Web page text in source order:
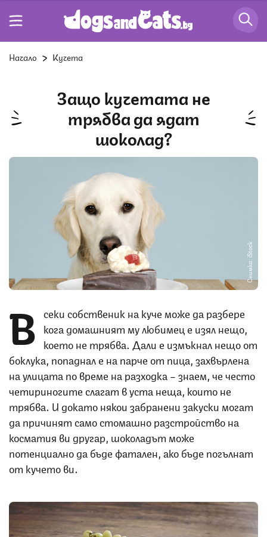
Начало Кучета
Защо кучетата не
трябва да ядат
шоколад?
Снимка: iStock
В секи собственик на куче може да разбере
кога домашният му любимец е изял нещо,
което не трябва. Дали е измъкнал нещо от
боклука, попаднал е на парче от пица, захвърлена
на улицата по време на разходка – знаем, че често
четириногите слагат в уста неща, които не
трябва. И докато някои забранени закуски могат
да причинят само стомашно разстройство на
косматия ви другар, шоколадът може
потенциално да бъде фатален, ако бъде погълнат
от кучето ви.